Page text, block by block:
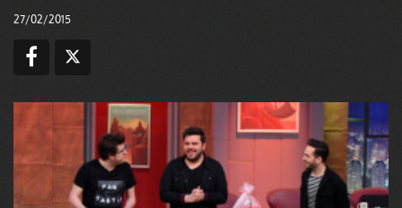
27/02/2015